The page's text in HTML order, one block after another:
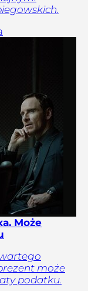
Może
może
podatku.